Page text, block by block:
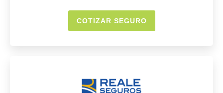
COTIZAR SEGURO